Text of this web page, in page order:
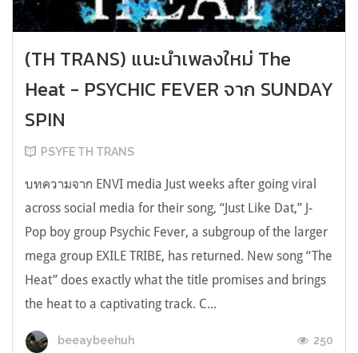
(TH TRANS) แนะนำเพลงใหม่ The
Heat - PSYCHIC FEVER จาก SUNDAY
SPIN
PSYFE TH TRANS
บทความจาก ENVI media Just weeks after going viral
across social media for their song, “Just Like Dat,” J-
Pop boy group Psychic Fever, a subgroup of the larger
mega group EXILE TRIBE, has returned. New song “The
Heat” does exactly what the title promises and brings
the heat to a captivating track. C...
beeaybeehuh 250